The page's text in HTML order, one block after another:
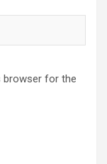
browser for the